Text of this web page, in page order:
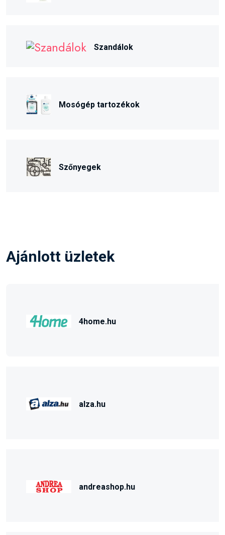
Szandálok
Mosógép tartozékok
Szőnyegek
Ajánlott üzletek
4home.hu
alza.hu
andreashop.hu